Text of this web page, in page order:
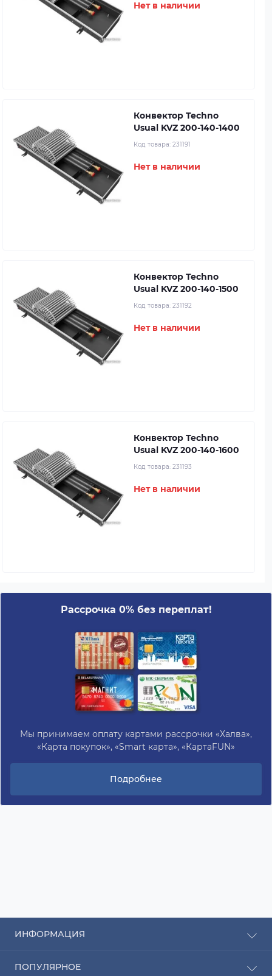
Нет в наличии
Конвектор Techno
Usual KVZ 200-140-1400
Код товара: 231191
Нет в наличии
Конвектор Techno
Usual KVZ 200-140-1500
Код товара: 231192
Нет в наличии
Конвектор Techno
Usual KVZ 200-140-1600
Код товара: 231193
Нет в наличии
Рассрочка 0% без переплат!
Мы принимаем оплату картами рассрочки «Халва»,
«Карта покупок», «Smart карта», «КартаFUN»
Подробнее
ИНФОРМАЦИЯ
Оплата
ПОПУЛЯРНОЕ